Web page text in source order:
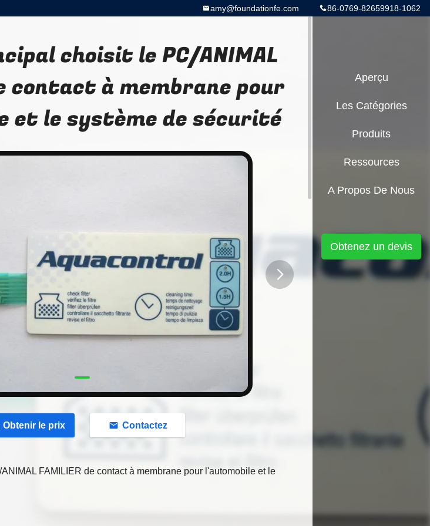
86-0769-82659918-1062
amy@foundationfe.com
choisit le PC/ANIMAL
contact à membrane pour
et le système de sécurité
Obtenir le prix Contactez
FAMILIER de contact à membrane pour l'automobile et le
Aperçu
Les Catégories
Produits
Ressources
A Propos De Nous
Obtenez un devis